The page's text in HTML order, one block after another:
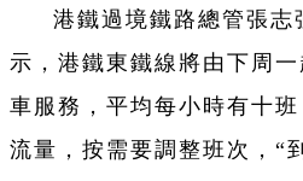
港鐵過境鐵路總管張志
示，港鐵東鐵線將由下周
車服務，平均每小時有十
流量，按需要調整班次，“